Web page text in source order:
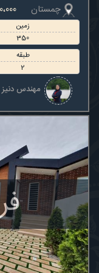
چمستان 4،000،000،000
زمین
350
طبقه
2
مهندس دنیز